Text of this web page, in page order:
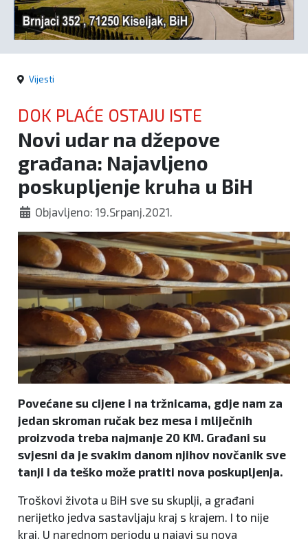
Politika
Vijesti
DOK PLAĆE OSTAJU ISTE
Novi udar na džepove
građana: Najavljeno
poskupljenje kruha u BiH
Objavljeno: 19.Srpanj.2021.
Povećane su cijene i na tržnicama, gdje nam za
jedan skroman ručak bez mesa i mliječnih
proizvoda treba najmanje 20 KM. Građani su
svjesni da je svakim danom njihov novčanik sve
tanji i da teško može pratiti nova poskupljenja.
Troškovi života u BiH sve su skuplji, a građani
nerijetko jedva sastavljaju kraj s krajem. I to nije
kraj. U narednom periodu u najavi su nova